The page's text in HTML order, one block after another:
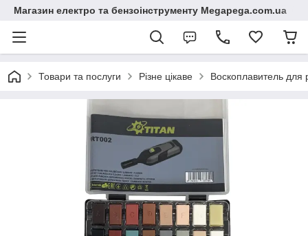
Магазин електро та бензоінструменту Megapega.com.ua
Товари та послуги Різне цікаве Воскоплавитель для